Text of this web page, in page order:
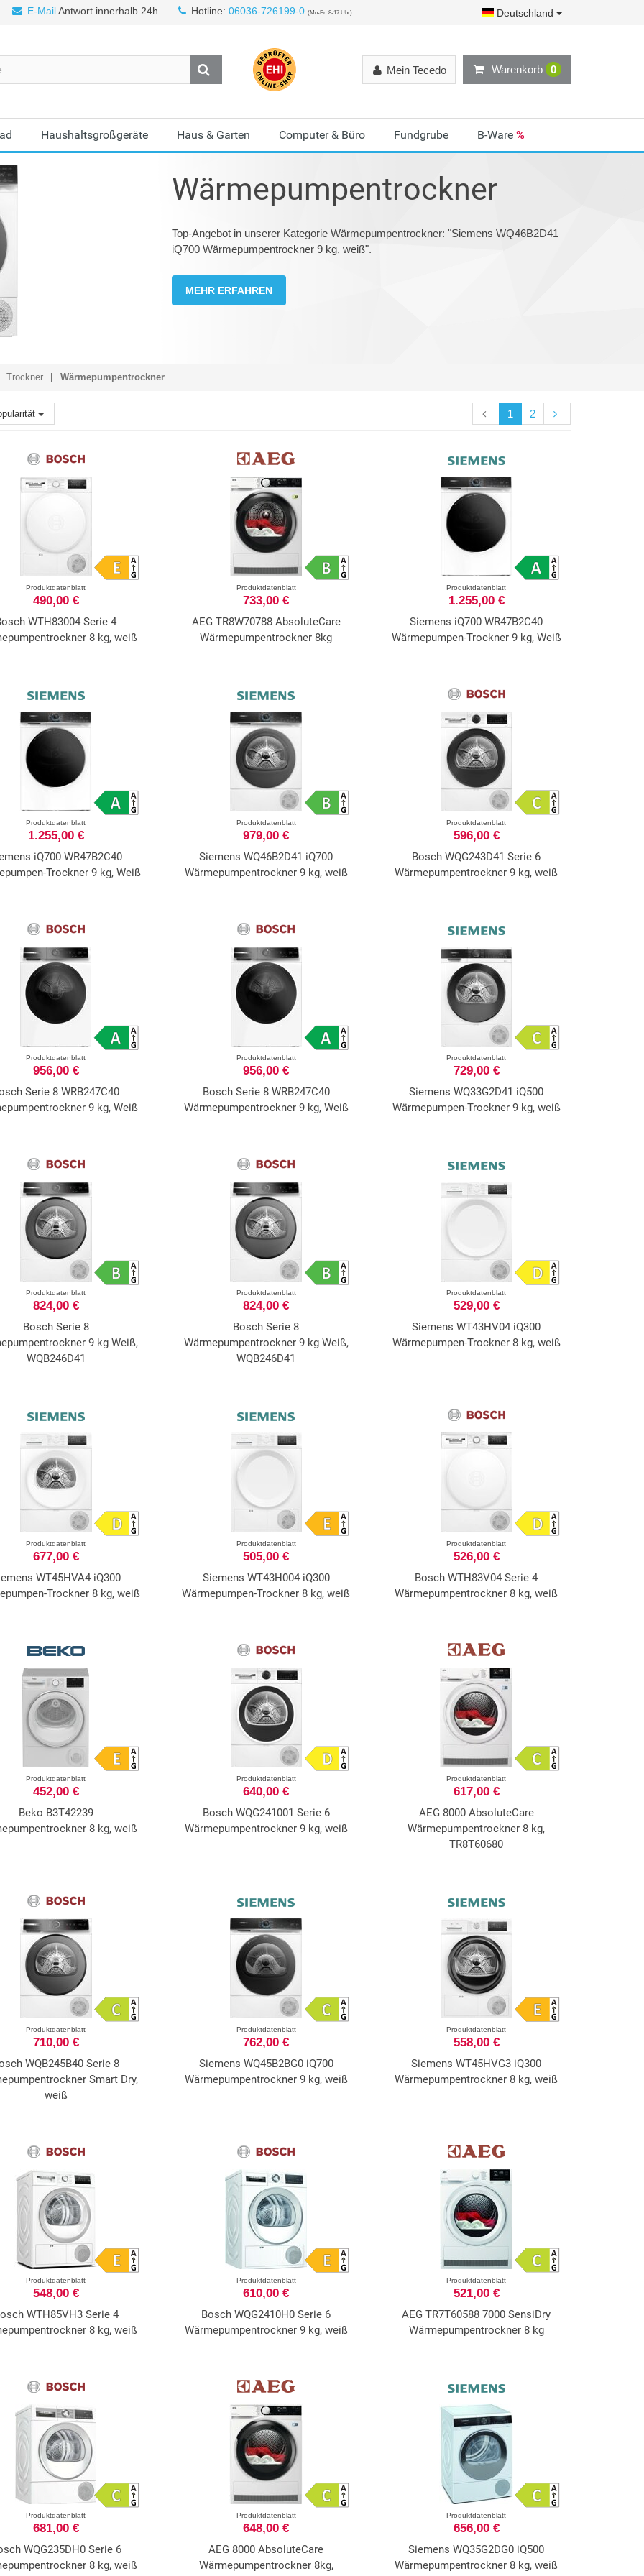
E-MailAntwort innerhalb 24h Hotline: 06036-726199-0 (Mo-Fr: 8-17 Uhr) Deutschland
Warenkorb 0
Mein Tecedo
Haushaltsgroßgeräte Haus & Garten Computer & Büro Fundgrube B-Ware %
Wärmepumpentrockner
Top-Angebot in unserer Kategorie Wärmepumpentrockner: "Siemens WQ46B2D41
iQ700 Wärmepumpentrockner 9 kg, weiß".
MEHR ERFAHREN
Trockner Wärmepumpentrockner
1 2
Produktdatenblatt
490,00 €
WTH83004 Serie 4
8 kg, weiß
Produktdatenblatt
733,00 €
AEG TR8W70788 AbsoluteCare
Wärmepumpentrockner 8kg
Produktdatenblatt
1.255,00 €
Siemens iQ700 WR47B2C40
Wärmepumpen-Trockner 9 kg, Weiß
Produktdatenblatt
1.255,00 €
iQ700 WR47B2C40
Trockner 9 kg, Weiß
Produktdatenblatt
979,00 €
Siemens WQ46B2D41 iQ700
Wärmepumpentrockner 9 kg, weiß
Produktdatenblatt
596,00 €
Bosch WQG243D41 Serie 6
Wärmepumpentrockner 9 kg, weiß
Produktdatenblatt
956,00 €
Serie 8 WRB247C40
9 kg, Weiß
Produktdatenblatt
956,00 €
Bosch Serie 8 WRB247C40
Wärmepumpentrockner 9 kg, Weiß
Produktdatenblatt
729,00 €
Siemens WQ33G2D41 iQ500
Wärmepumpen-Trockner 9 kg, weiß
Produktdatenblatt
824,00 €
Bosch Serie 8
9 kg Weiß,
WQB246D41
Produktdatenblatt
824,00 €
Bosch Serie 8
Wärmepumpentrockner 9 kg Weiß,
WQB246D41
Produktdatenblatt
529,00 €
Siemens WT43HV04 iQ300
Wärmepumpen-Trockner 8 kg, weiß
Produktdatenblatt
677,00 €
WT45HVA4 iQ300
Trockner 8 kg, weiß
Produktdatenblatt
505,00 €
Siemens WT43H004 iQ300
Wärmepumpen-Trockner 8 kg, weiß
Produktdatenblatt
526,00 €
Bosch WTH83V04 Serie 4
Wärmepumpentrockner 8 kg, weiß
Produktdatenblatt
452,00 €
Beko B3T42239
8 kg, weiß
Produktdatenblatt
640,00 €
Bosch WQG241001 Serie 6
Wärmepumpentrockner 9 kg, weiß
Produktdatenblatt
617,00 €
AEG 8000 AbsoluteCare
Wärmepumpentrockner 8 kg,
TR8T60680
Produktdatenblatt
710,00 €
WQB245B40 Serie 8
Smart Dry,
weiß
Produktdatenblatt
762,00 €
Siemens WQ45B2BG0 iQ700
Wärmepumpentrockner 9 kg, weiß
Produktdatenblatt
558,00 €
Siemens WT45HVG3 iQ300
Wärmepumpentrockner 8 kg, weiß
Produktdatenblatt
548,00 €
WTH85VH3 Serie 4
8 kg, weiß
Produktdatenblatt
610,00 €
Bosch WQG2410H0 Serie 6
Wärmepumpentrockner 9 kg, weiß
Produktdatenblatt
521,00 €
AEG TR7T60588 7000 SensiDry
Wärmepumpentrockner 8 kg
Produktdatenblatt
681,00 €
WQG235DH0 Serie 6
8 kg, weiß
Produktdatenblatt
648,00 €
AEG 8000 AbsoluteCare
Wärmepumpentrockner 8kg,
Produktdatenblatt
656,00 €
Siemens WQ35G2DG0 iQ500
Wärmepumpentrockner 8 kg, weiß